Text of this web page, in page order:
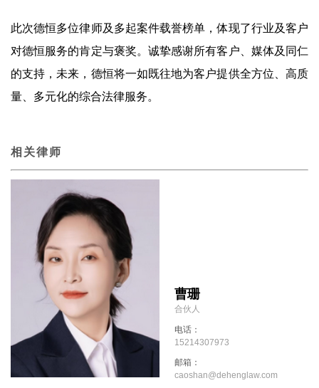
此次德恒多位律师及多起案件载誉榜单，体现了行业及客户
对德恒服务的肯定与褒奖。诚挚感谢所有客户、媒体及同仁
的支持，未来，德恒将一如既往地为客户提供全方位、高质
量、多元化的综合法律服务。
相关律师
曹珊
合伙人
电话：
15214307973
邮箱：
caoshan@dehenglaw.com